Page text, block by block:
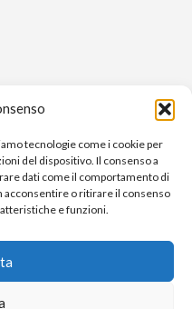
tecnologie come i cookie per
del dispositivo. Il consenso a
dati come il comportamento di
acconsentire o ritirare il consenso
e funzioni.